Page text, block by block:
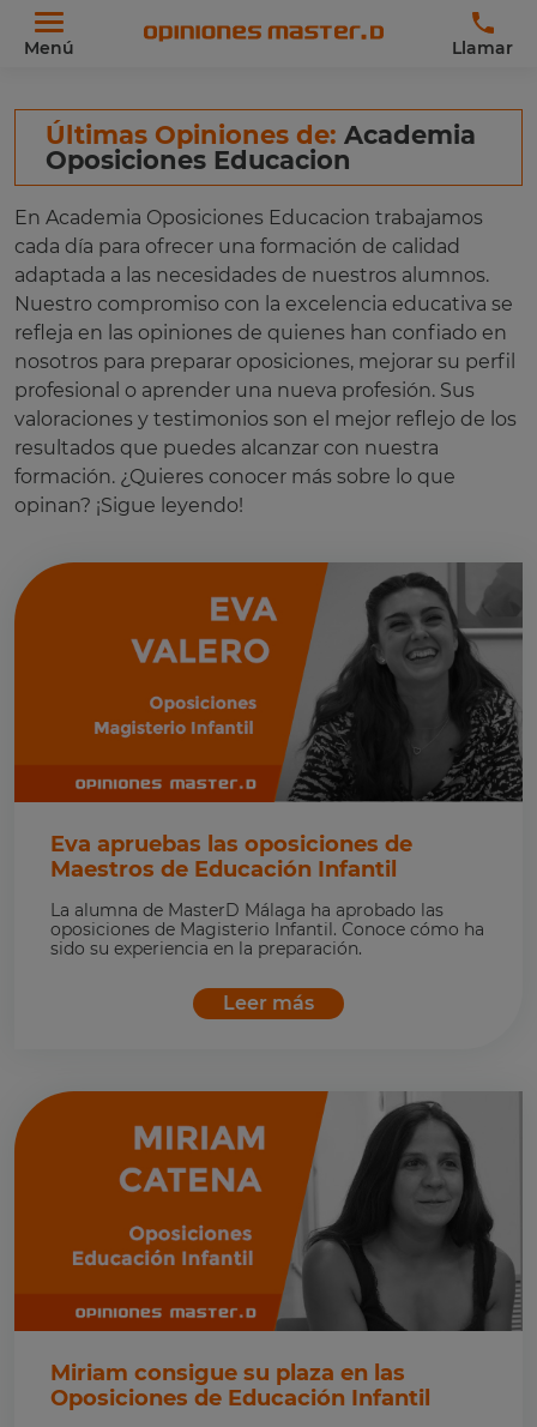
Menú Llamar
Últimas Opiniones de: Academia
Oposiciones Educacion
En Academia Oposiciones Educacion trabajamos
cada día para ofrecer una formación de calidad
adaptada a las necesidades de nuestros alumnos.
Nuestro compromiso con la excelencia educativa se
refleja en las opiniones de quienes han confiado en
nosotros para preparar oposiciones, mejorar su perfil
profesional o aprender una nueva profesión. Sus
valoraciones y testimonios son el mejor reflejo de los
resultados que puedes alcanzar con nuestra
formación. ¿Quieres conocer más sobre lo que
opinan? ¡Sigue leyendo!
Eva apruebas las oposiciones de
Maestros de Educación Infantil
La alumna de MasterD Málaga ha aprobado las
oposiciones de Magisterio Infantil. Conoce cómo ha
sido su experiencia en la preparación.
Leer más
Miriam consigue su plaza en las
Oposiciones de Educación Infantil